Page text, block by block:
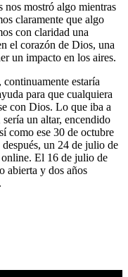
nos mostró algo mientras
claramente que algo
con claridad una
el corazón de Dios, una
un impacto en los aires.
estaría
para que cualquiera
con Dios. Lo que iba a
un altar, encendido
como ese 30 de octubre
un 24 de julio de
El 16 de julio de
abierta y dos años